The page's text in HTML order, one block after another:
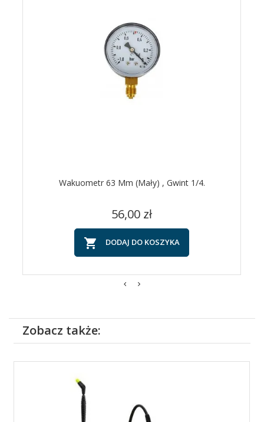
Wakuometr 63 Mm (mały) , Gwint 1/4.
Cena
56,00 zł
 DODAJ DO KOSZYKA
Zobacz także: